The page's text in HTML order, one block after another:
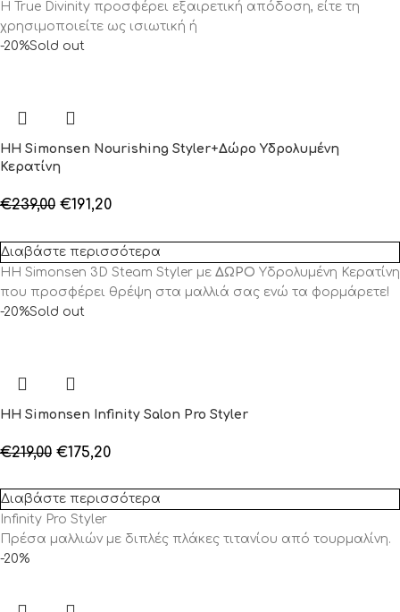
Η True Divinity προσφέρει εξαιρετική απόδοση, είτε τη
χρησιμοποιείτε ως ισιωτική ή
-20%Sold out
HH Simonsen Nourishing Styler+Δώρο Υδρολυμένη
Κερατίνη
€239,00 €191,20
Διαβάστε περισσότερα
HH Simonsen 3D Steam Styler με ΔΩΡΟ Υδρολυμένη Κερατίνη
που προσφέρει θρέψη στα μαλλιά σας ενώ τα φορμάρετε!
-20%Sold out
HH Simonsen Infinity Salon Pro Styler
€219,00 €175,20
Διαβάστε περισσότερα
Infinity Pro Styler
Πρέσα μαλλιών με διπλές πλάκες τιτανίου από τουρμαλίνη.
-20%